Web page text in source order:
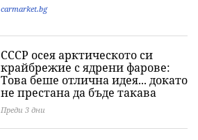
carmarket.bg
СССР осея арктическото си
крайбрежие с ядрени фарове:
Това беше отлична идея... докато
не престана да бъде такава
Преди 3 дни